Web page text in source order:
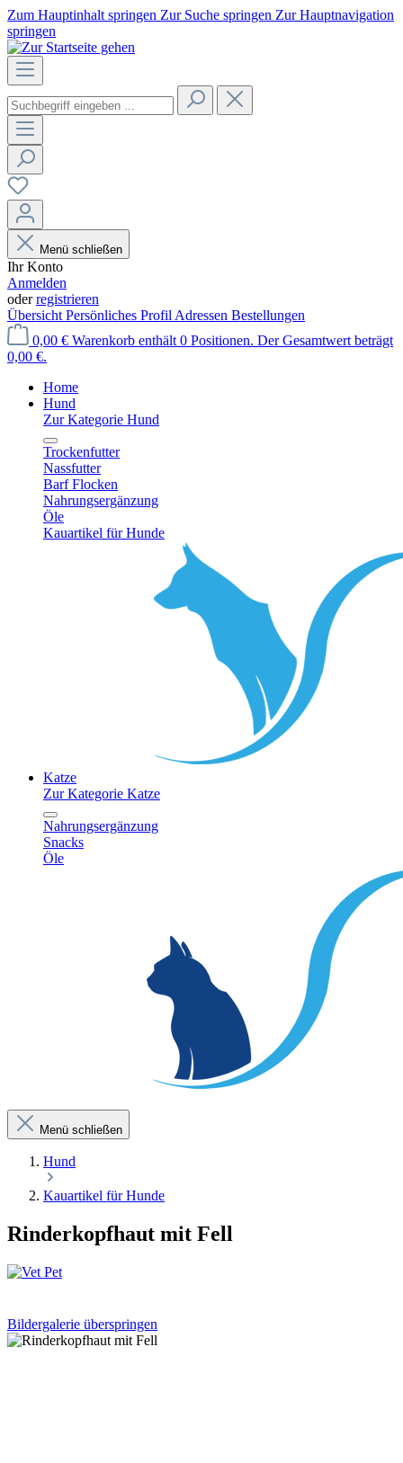
Zum Hauptinhalt springen Zur Suche springen Zur Hauptnavigation
springen
Menü schließen
Ihr Konto
Anmelden
oderregistrieren
Übersicht Persönliches Profil Adressen Bestellungen
0,00 € Warenkorb enthält 0 Positionen. Der Gesamtwert beträgt
0,00 €.
Home
Hund
Zur Kategorie Hund
Trockenfutter
Nassfutter
Barf Flocken
Nahrungsergänzung
Öle
Kauartikel für Hunde
Katze
Zur Kategorie Katze
Nahrungsergänzung
Snacks
Öle
Menü schließen
Hund
Kauartikel für Hunde
Rinderkopfhaut mit Fell
Bildergalerie überspringen